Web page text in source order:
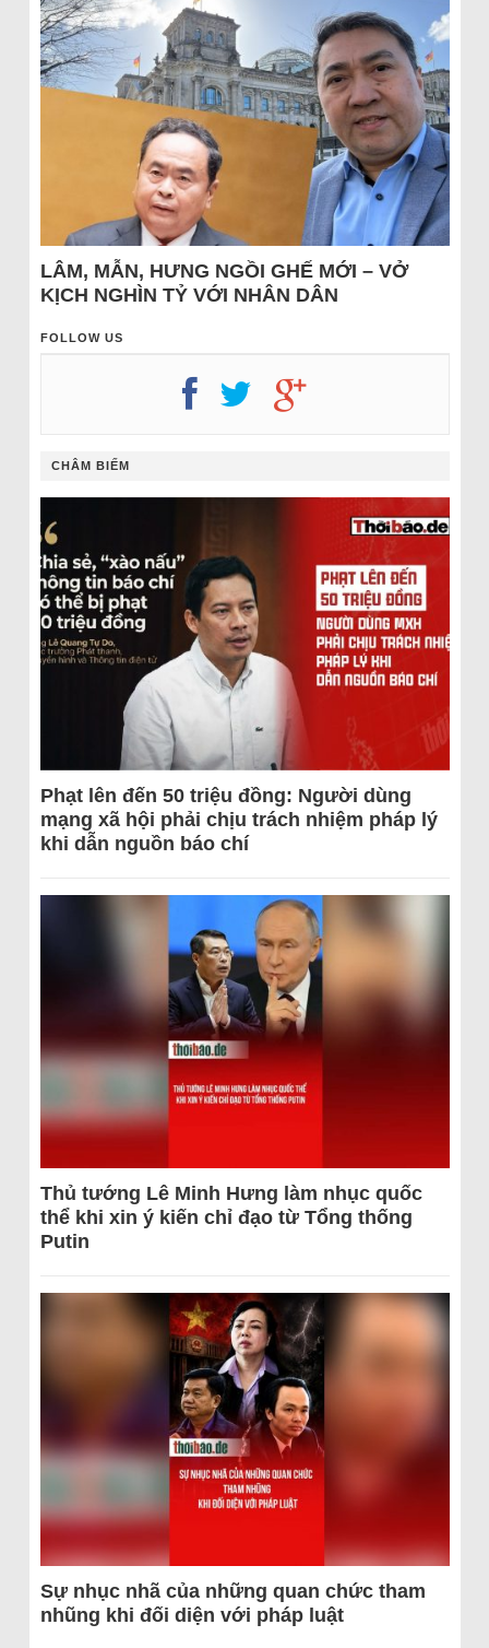
LÂM, MẪN, HƯNG NGỒI GHẾ MỚI – VỞ
KỊCH NGHÌN TỶ VỚI NHÂN DÂN
FOLLOW US
CHÂM BIẾM
Phạt lên đến 50 triệu đồng: Người dùng
mạng xã hội phải chịu trách nhiệm pháp lý
khi dẫn nguồn báo chí
Thủ tướng Lê Minh Hưng làm nhục quốc
thể khi xin ý kiến chỉ đạo từ Tổng thống
Putin
Sự nhục nhã của những quan chức tham
nhũng khi đối diện với pháp luật